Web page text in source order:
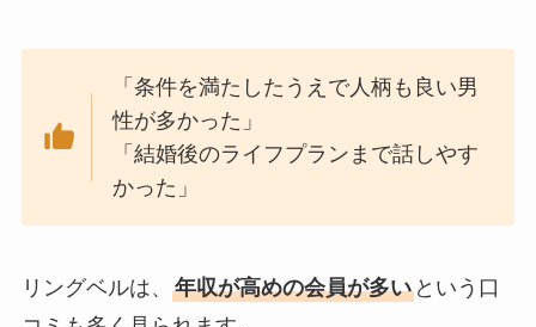
「条件を満たしたうえで人柄も良い男
性が多かった」
「結婚後のライフプランまで話しやす
かった」
リングベルは、 年収が高めの会員が多いという口